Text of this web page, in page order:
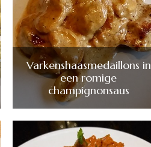
Varkenshaasmedaillons in
een romige
champignonsaus